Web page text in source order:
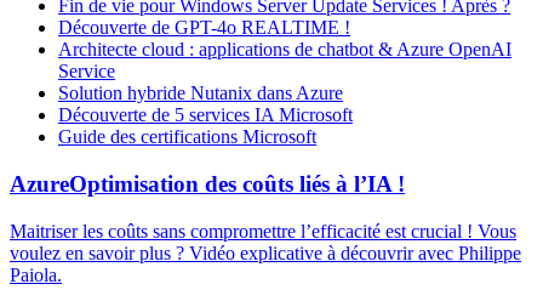
Fin de vie pour Windows Server Update Services ! Après ?
Découverte de GPT-4o REALTIME !
Architecte cloud : applications de chatbot & Azure OpenAI
Service
Solution hybride Nutanix dans Azure
Découverte de 5 services IA Microsoft
Guide des certifications Microsoft
AzureOptimisation des coûts liés à l’IA !
Maitriser les coûts sans compromettre l’efficacité est crucial ! Vous
voulez en savoir plus ? Vidéo explicative à découvrir avec Philippe
Paiola.